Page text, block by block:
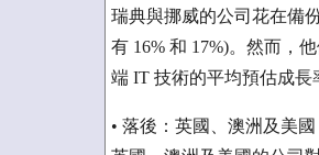
瑞典與挪威的公司花在備
有 16% 和 17%)。然而，
端 IT 技術的平均預估成長
• 落後：英國、澳洲及美國